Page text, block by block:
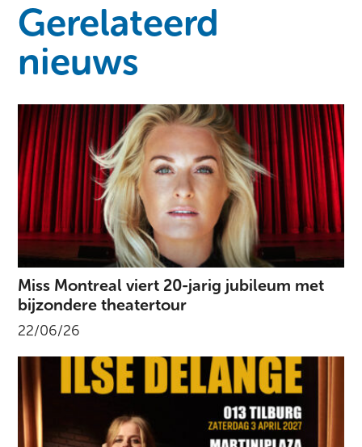
Gerelateerd
nieuws
Miss Montreal viert 20-jarig jubileum met
bijzondere theatertour
22/06/26